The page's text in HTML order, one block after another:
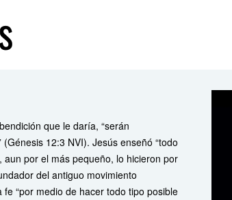
que le daría, “serán
12:3 NVI). Jesús enseñó “todo
por el más pequeño, lo hicieron por
del antiguo movimiento
“por medio de hacer todo tipo posible